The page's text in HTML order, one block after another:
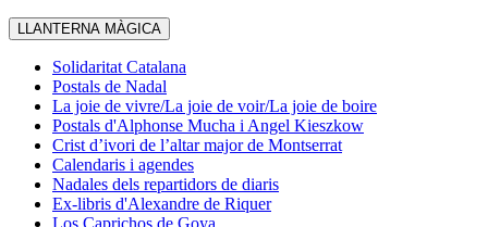
LLANTERNA MÀGICA
Solidaritat Catalana
Postals de Nadal
La joie de vivre/La joie de voir/La joie de boire
Postals d'Alphonse Mucha i Angel Kieszkow
Crist d’ivori de l’altar major de Montserrat
Calendaris i agendes
Nadales dels repartidors de diaris
Ex-libris d'Alexandre de Riquer
Los Caprichos de Goya